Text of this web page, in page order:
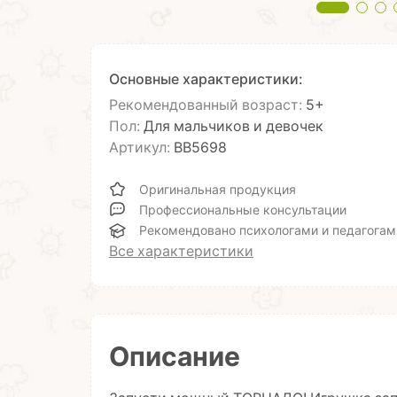
Основные характеристики:
Рекомендованный возраст: 5+
Пол: Для мальчиков и девочек
Артикул: ВВ5698
Оригинальная продукция
Профессиональные консультации
Рекомендовано психологами и
Все характеристики
Описание